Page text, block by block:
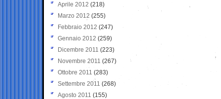
Aprile 2012 (218)
Marzo 2012 (255)
Febbraio 2012 (247)
Gennaio 2012 (259)
Dicembre 2011 (223)
Novembre 2011 (267)
Ottobre 2011 (283)
Settembre 2011 (268)
Agosto 2011 (155)